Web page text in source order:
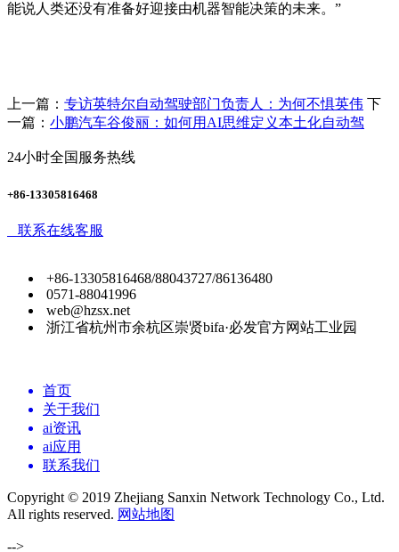
能说人类还没有准备好迎接由机器智能决策的未来。”
上一篇： 专访英特尔自动驾驶部门负责人：为何不惧英伟 下
一篇： 小鹏汽车谷俊丽：如何用AI思维定义本土化自动驾
24小时全国服务热线
+86-13305816468
联系在线客服
+86-13305816468/88043727/86136480
0571-88041996
web@hzsx.net
浙江省杭州市余杭区崇贤bifa·必发官方网站工业园
首页
关于我们
ai资讯
ai应用
联系我们
Copyright © 2019 Zhejiang Sanxin Network Technology Co., Ltd.
All rights reserved. 网站地图
-->